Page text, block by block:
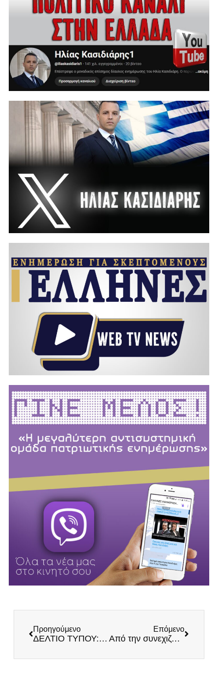
Προηγούμενο
ΔΕΛΤΙΟ ΤΥΠΟΥ: Νέα παραπλανητικά δημοσιεύματα στον Τύπο – Σε πανικό το σύστημα από τη δυναμική του κινήματός μας!
Επόμενο
Από την συνεχιζόμενη υποτέλεια στην ανάκτηση Εθνικής Κυριαρχίας